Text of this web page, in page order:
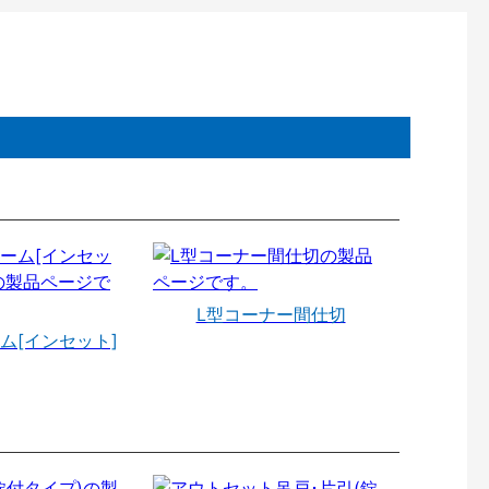
[インセット]
L型コーナー間仕切